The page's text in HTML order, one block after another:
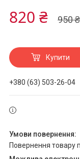
950 ₴
820 ₴
Купити
+380 (63) 503-26-04
повернення товару